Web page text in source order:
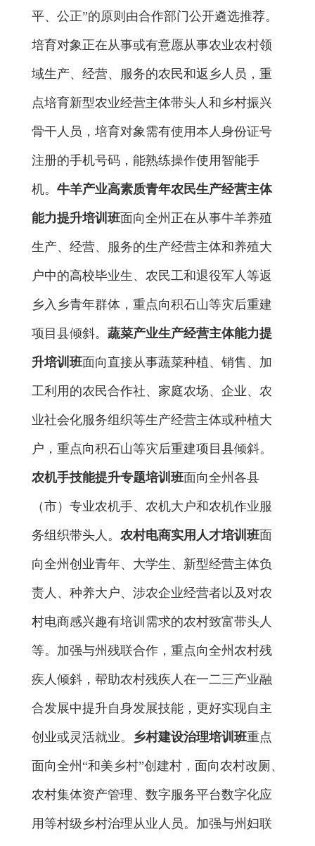
平、公正”的原则由合作部门公开遴选推荐。
培育对象正在从事或有意愿从事农业农村领
域生产、经营、服务的农民和返乡人员， 重
点培育新型农业经营主体带头人和乡村振兴
骨干人员 ，培育对象需有使用本人身份证号
注册的手机号码，能熟练操作使用智能手
机。 牛羊产业高素质青年农民生产经营主体
能力提升培训班面向全州 正在从事牛羊养殖
生产、经营、服务的生产经营主体和养殖大
户中的高校毕业生、农民工和退役军人等返
乡入乡青年群体 ，重点向积石山等灾后重建
项目县倾斜。 蔬菜产业生产经营主体能力提
升培训班面向直接从事蔬菜种植、销售、加
工利用的农民合作社、家庭农场、企业、农
业社会化服务组织等生产经营主体或种植大
户，重点向积石山等灾后重建项目县倾斜。
农机手技能提升专题培训班面向全州各县
（市） 专业农机手、农机大户和农机作业服
务组织带头人 。 农村电商实用人才培训 班面
向全州 创业青年、大学生、新型经营主体负
责人、种养大户、涉农企业经营者以及对农
村电商感兴趣有培训需求的农村致富带头人
等。加强与州残联合作，重点向全州农村残
疾人倾斜，帮助农村残疾人在一二三产业融
合发展中提升自身发展技能，更好实现自主
创业或灵活就业。 乡村建设治理培训班重点
面向全州“和美乡村”创建村，面向农村改厕、
农村集体资产管理、数字服务平台数字化应
用等村级乡村治理从业人员。 加强与州妇联